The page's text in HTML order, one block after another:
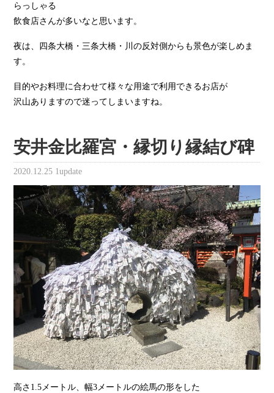
らっしゃる
飲食店さんが多いなと思います。
夜は、四条大橋・三条大橋・川の反対側からも景色が楽しめま
す。
目的やお料理に合わせて様々な用途で利用できるお店が
沢山ありますので迷ってしまいますね。
安井金比羅宮・縁切り縁結び碑
2020.12.25 1update
高さ1.5メートル、幅3メートルの絵馬の形をした